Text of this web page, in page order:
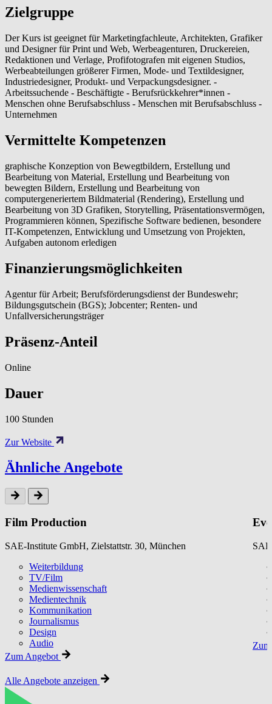
Zielgruppe
Der Kurs ist geeignet für Marketingfachleute, Architekten, Grafiker
und Designer für Print und Web, Werbeagenturen, Druckereien,
Redaktionen und Verlage, Profifotografen mit eigenen Studios,
Werbeabteilungen größerer Firmen, Mode- und Textildesigner,
Industriedesigner, Produkt- und Verpackungsdesigner. -
Arbeitssuchende - Beschäftigte - Berufsrückkehrer*innen -
Menschen ohne Berufsabschluss - Menschen mit Berufsabschluss -
Unternehmen
Vermittelte Kompetenzen
graphische Konzeption von Bewegtbildern, Erstellung und
Bearbeitung von Material, Erstellung und Bearbeitung von
bewegten Bildern, Erstellung und Bearbeitung von
computergeneriertem Bildmaterial (Rendering), Erstellung und
Bearbeitung von 3D Grafiken, Storytelling, Präsentationsvermögen,
Programmieren können, Spezifische Software bedienen, besondere
IT-Kompetenzen, Entwicklung und Umsetzung von Projekten,
Aufgaben autonom erledigen
Finanzierungsmöglichkeiten
Agentur für Arbeit; Berufsförderungsdienst der Bundeswehr;
Bildungsgutschein (BGS); Jobcenter; Renten- und
Unfallversicherungsträger
Präsenz-Anteil
Online
Dauer
100 Stunden
Zur Website
Ähnliche Angebote
Film Production
SAE-Institute GmbH, Zielstattstr. 30, München
Weiterbildung
TV/Film
Medienwissenschaft
Medientechnik
Kommunikation
Journalismus
Design
Audio
Zum Angebot
Alle Angebote anzeigen